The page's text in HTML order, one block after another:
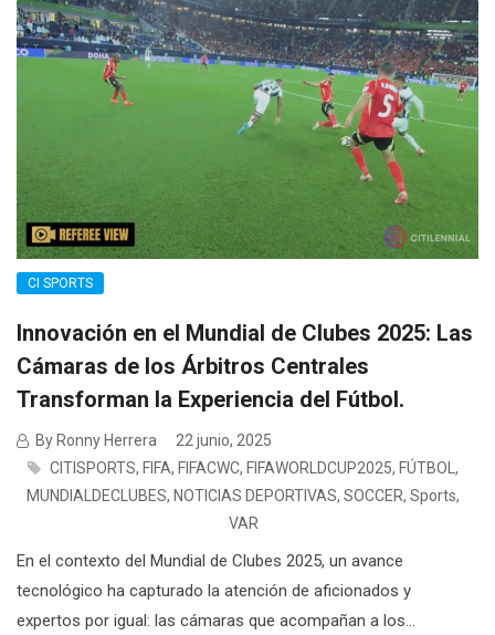
CI SPORTS
Innovación en el Mundial de Clubes 2025: Las
Cámaras de los Árbitros Centrales
Transforman la Experiencia del Fútbol.
By Ronny Herrera
22 junio, 2025
CITISPORTS, FIFA, FIFACWC, FIFAWORLDCUP2025, FÚTBOL,
MUNDIALDECLUBES, NOTICIAS DEPORTIVAS, SOCCER, Sports,
VAR
En el contexto del Mundial de Clubes 2025, un avance
tecnológico ha capturado la atención de aficionados y
expertos por igual: las cámaras que acompañan a los...